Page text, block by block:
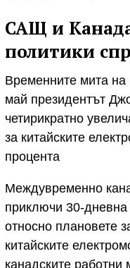
САЩ и
политики
Временните мита
май президентът
четирикратно
за китайските
процента
Междувременно
приключи 30-
относно плановете
китайските
канадските работни